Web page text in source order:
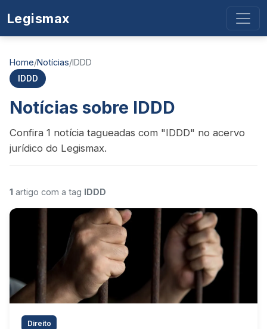
Legismax
Home/Notícias/IDDD
IDDD
Notícias sobre IDDD
Confira 1 notícia tagueadas com "IDDD" no acervo
jurídico do Legismax.
1 artigo com a tag IDDD
Direito